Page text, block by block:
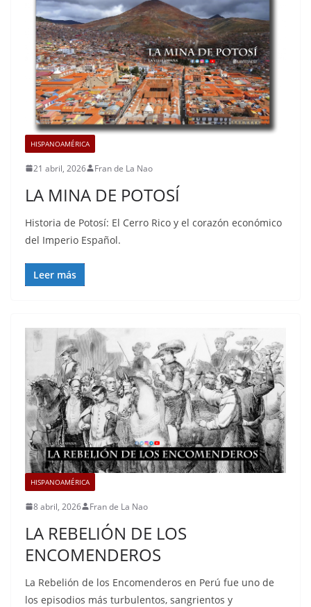
HISPANOAMÉRICA
21 abril, 2026 Fran de La Nao
LA MINA DE POTOSÍ
Historia de Potosí: El Cerro Rico y el corazón económico
del Imperio Español.
Leer más
HISPANOAMÉRICA
8 abril, 2026 Fran de La Nao
LA REBELIÓN DE LOS
ENCOMENDEROS
La Rebelión de los Encomenderos en Perú fue uno de
los episodios más turbulentos, sangrientos y